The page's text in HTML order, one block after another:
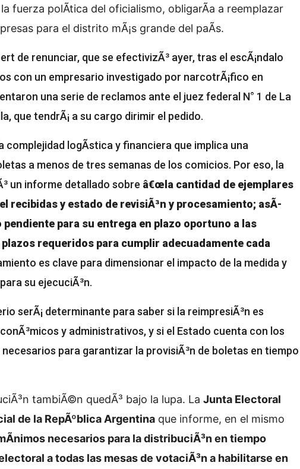
fuerza polÃ­tica del oficialismo, obligarÃ­a a reemplazar
para el distrito mÃ¡s grande del paÃ­s.
de renunciar, que se efectivizÃ³ ayer, tras el escÃ¡ndalo
con un empresario investigado por narcotrÃ¡fico en
una serie de reclamos ante el juez federal N° 1 de La
que tendrÃ¡ a su cargo dirimir el pedido.
complejidad logÃ­stica y financiera que implica una
a menos de tres semanas de los comicios. Por eso, la
un informe detallado sobre â€œla cantidad de ejemplares
recibidas y estado de revisiÃ³n y procesamiento; asÃ­
para su entrega en plazo oportuno a las
requeridos para cumplir adecuadamente cada
es clave para dimensionar el impacto de la medida y
su ejecuciÃ³n.
serÃ¡ determinante para saber si la reimpresiÃ³n es
y administrativos, y si el Estado cuenta con los
para garantizar la provisiÃ³n de boletas en tiempo
tambiÃ©n quedÃ³ bajo la lupa. La Junta Electoral
de la RepÃºblica Argentina que informe, en el mismo
necesarios para la distribuciÃ³n en tiempo
a todas las mesas de votaciÃ³n a habilitarse en